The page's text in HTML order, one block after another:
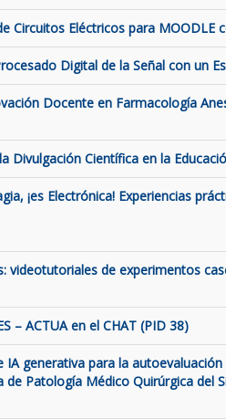
Circuitos Eléctricos para MOODLE
Digital de la Señal con un
Docente en Farmacología
Divulgación Científica en la
¡es Electrónica! Experiencias
videotutoriales de experimentos
– ACTUA en el CHAT (PID 38)
IA generativa para la
Patología Médico Quirúrgica del